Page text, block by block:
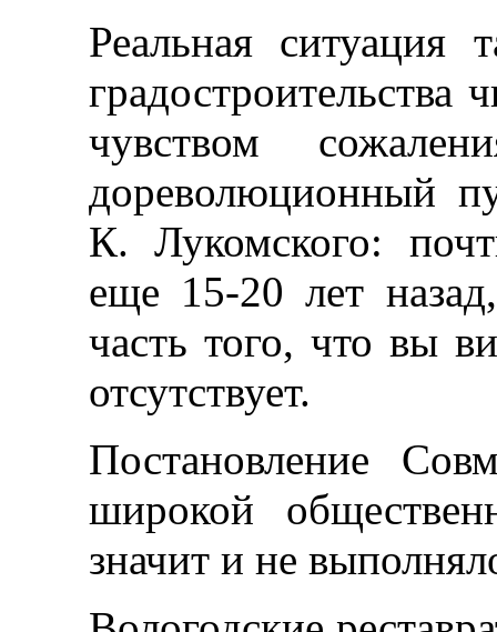
Реальная
градостроительства
чувством
дореволюционный
К. Лукомского:
еще 15-20 лет
часть того, что вы
отсутствует.
Постановление
широкой
значит и не